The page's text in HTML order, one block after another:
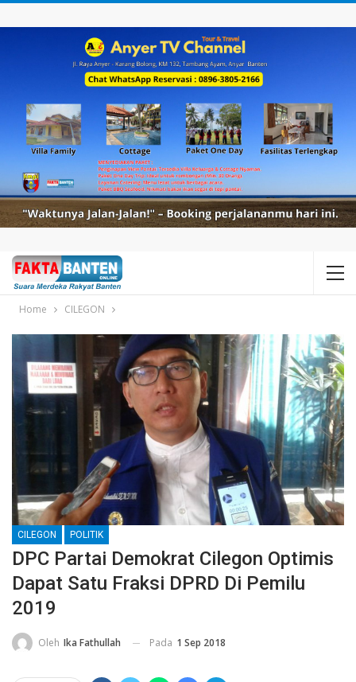
Home CILEGON
CILEGON POLITIK
DPC Partai Demokrat Cilegon Optimis
Dapat Satu Fraksi DPRD Di Pemilu
2019
Oleh Ika Fathullah Pada 1 Sep 2018